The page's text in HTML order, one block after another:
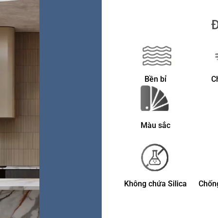
Bền bỉ
Màu sắc
Không chứa Silica